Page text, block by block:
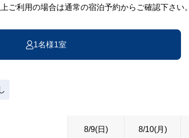
ご利用の場合は通常の宿泊予約からご確認下さい。
1名様1室
8/9(日) 8/10(月)